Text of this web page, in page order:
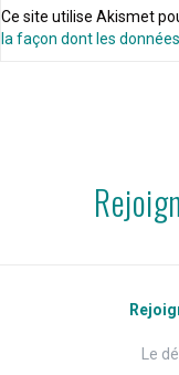
Ce site utilise Akismet
la façon dont les
Le